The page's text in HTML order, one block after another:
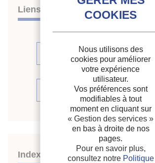
Liens
Voir les articles (2)
Voir le périodique
Indexation
Nous utilisons des
cookies pour améliorer
votre expérience
utilisateur.
Vos préférences sont
modifiables à tout
moment en cliquant sur
« Gestion des services »
en bas à droite de nos
pages.
Pour en savoir plus,
consultez notre Politique